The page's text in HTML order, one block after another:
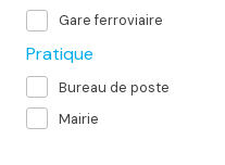
Gare ferroviaire
Pratique
Bureau de poste
Mairie